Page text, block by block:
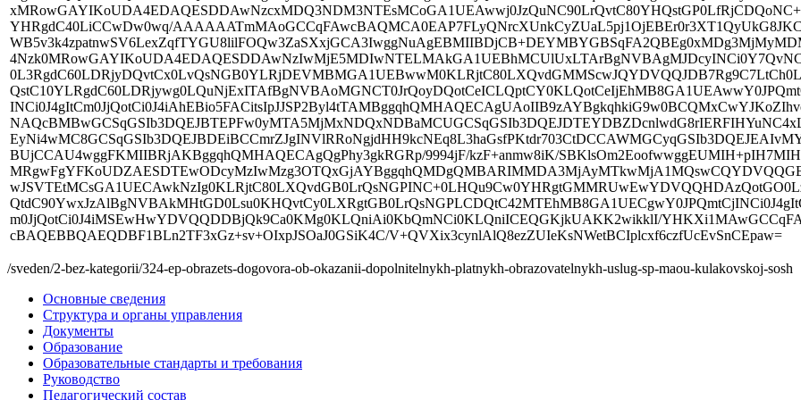
YHRgdC40LiCCwDw0wq/
BUjCCAU4wggFKMIIBRjAKBggqhQMHAQECAgQgPhy3gkRGRp/9994jF/kzF+anmw8iK/
m0JjQotCi0J4iMSEwHwYDVQQDDBjQk9Ca0KMg0KLQniAi0KbQmNCi0KLQniICEQGKjkUAKK2wikklI/
cBAQEBBQAEQDBF1BLn2TF3xGz+sv+OIxpJSOaJ0GSiK4C/V+QVXix3cynlAlQ8ezZUIeKsNWetBCIplcxf6czfUcEvSnCEpaw=
/sveden/2-bez-kategorii/324-ep-obrazets-dogovora-ob-okazanii-dopolnitelnykh-platnykh-obrazovatelnykh-uslug-sp-maou-kulakovskoj-sosh
Основные сведения
Структура и органы управления
Документы
Образование
Образовательные стандарты и требования
Руководство
Педагогический состав